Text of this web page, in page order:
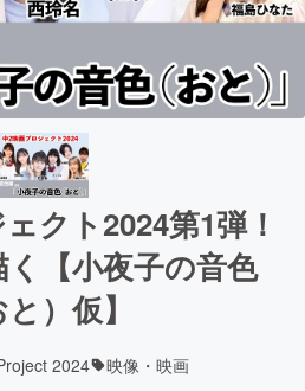
クト2024第1弾！
【小夜子の音色
と）仮】
2024 映像・映画